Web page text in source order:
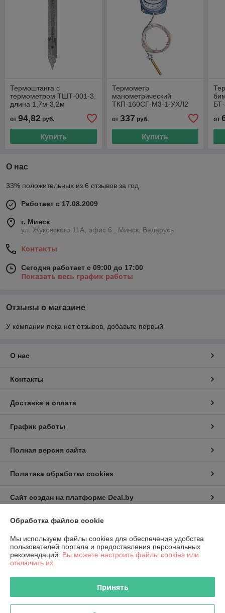
Термоштанга с
термометром ТШТ-001-3,
длина 1,7м-3,2м
от 94,82 руб.
Купить
Термометр
манометрический
ТКП-160СГ-М3-1-УХЛ2
Ш
от 337 руб.
Купить
от
О нас
33% положительных из 6 отзывов за год
Работает с 17.08.2009
г. Минск
ул. Жуковского 11А, офис 6., Минск, Беларусь
Контакты
Сегодня работает с 09:00 до 17:00
Показать весь график работы
Отзывы о магазине
У компании пока нет отзывов, добавьте первый
О нас
Контакты
Доставка и оплата
График работы
Полная версия сайта
Политика обработки cookies
Сайт создан на платформе Deal.by
Юридическое лицо:КИП-Эксперт ООО
220007, г. Минск, ул. Жуковского, 11А, пом. №6
г.Минска
Обработка файлов cookie
Мы используем файлы cookies для обеспечения удобства
пользователей портала и предоставления персональных
рекомендаций. Вы можете настроить файлы cookies или
отключить их.
Принять